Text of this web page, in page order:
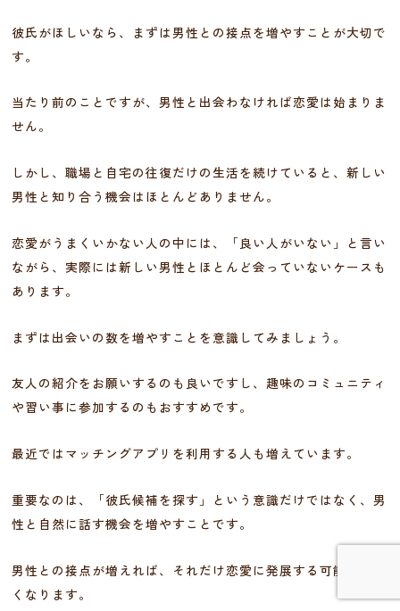
彼氏がほしいなら、まずは男性との接点を増やすことが大切で
す。
当たり前のことですが、男性と出会わなければ恋愛は始まりま
せん。
しかし、職場と自宅の往復だけの生活を続けていると、新しい
男性と知り合う機会はほとんどありません。
恋愛がうまくいかない人の中には、「良い人がいない」と言い
ながら、実際には新しい男性とほとんど会っていないケースも
あります。
まずは出会いの数を増やすことを意識してみましょう。
友人の紹介をお願いするのも良いですし、趣味のコミュニティ
や習い事に参加するのもおすすめです。
最近ではマッチングアプリを利用する人も増えています。
重要なのは、「彼氏候補を探す」という意識だけではなく、男
性と自然に話す機会を増やすことです。
男性との接点が増えれば、それだけ恋愛に発展する可能性も高
くなります。